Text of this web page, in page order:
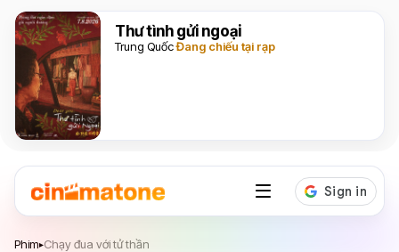
Thư tình gửi ngoại
Trung QuốcĐang chiếu tại rạp
Phim▸Chạy đua với tử thần